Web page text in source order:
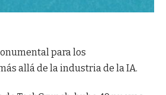
para los
allá de la industria de la IA.